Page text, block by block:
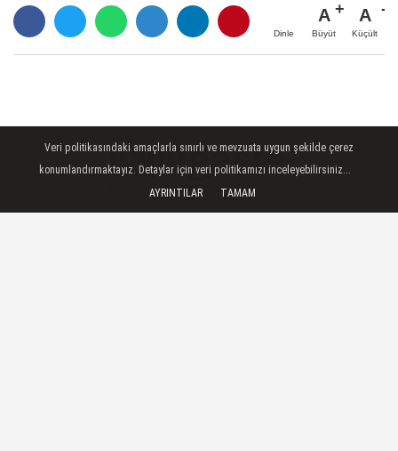
Dinle
A
Büyüt
A
Küçült
Veri politikasındaki amaçlarla sınırlı ve mevzuata uygun şekilde çerez
konumlandırmaktayız. Detaylar için veri politikamızı inceleyebilirsiniz...
AYRINTILAR
TAMAM